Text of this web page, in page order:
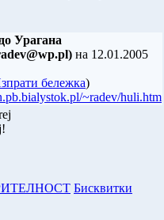
Урагана
на 12.01.2005
бележка)
~radev/huli.htm
Бисквитки